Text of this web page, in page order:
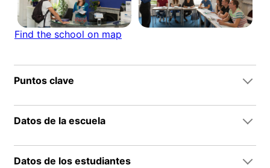
Find the school on map
Puntos clave
Datos de la escuela
Datos de los estudiantes